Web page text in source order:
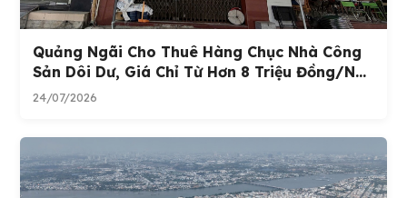
Quảng Ngãi Cho Thuê Hàng Chục Nhà Công
Sản Dôi Dư, Giá Chỉ Từ Hơn 8 Triệu Đồng/n...
24/07/2026